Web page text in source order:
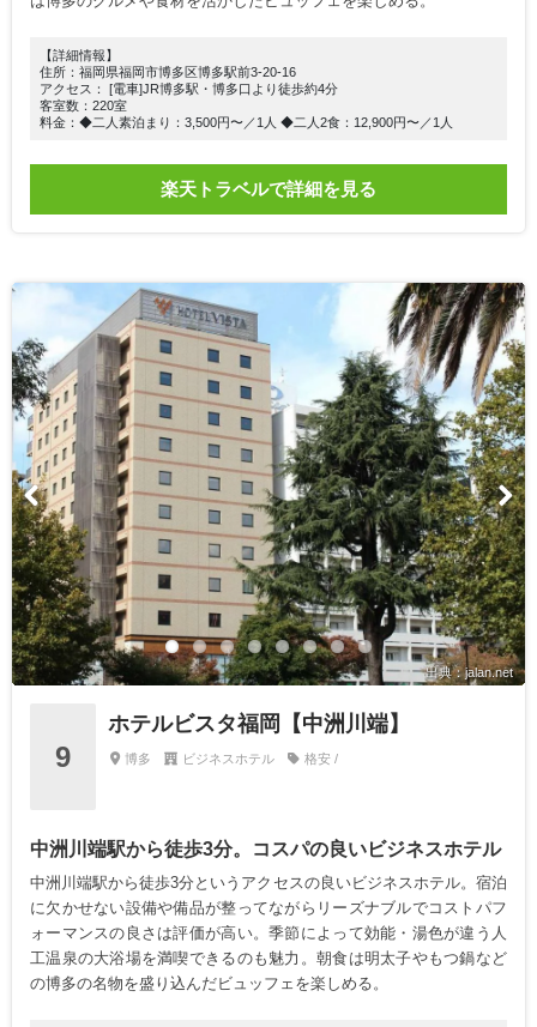
【詳細情報】
住所：福岡県福岡市博多区博多駅前3-20-16
アクセス： [電車]JR博多駅・博多口より徒歩約4分
客室数：220室
料金：◆二人素泊まり：3,500円〜／1人 ◆二人2食：12,900円〜／1人
楽天トラベルで詳細を見る
出典：jalan.net
9
ホテルビスタ福岡【中洲川端】
博多 ビジネスホテル 格安 /
中洲川端駅から徒歩3分。コスパの良いビジネスホテル
中洲川端駅から徒歩3分というアクセスの良いビジネスホテル。宿泊
に欠かせない設備や備品が整ってながらリーズナブルでコストパフ
ォーマンスの良さは評価が高い。季節によって効能・湯色が違う人
工温泉の大浴場を満喫できるのも魅力。朝食は明太子やもつ鍋など
の博多の名物を盛り込んだビュッフェを楽しめる。